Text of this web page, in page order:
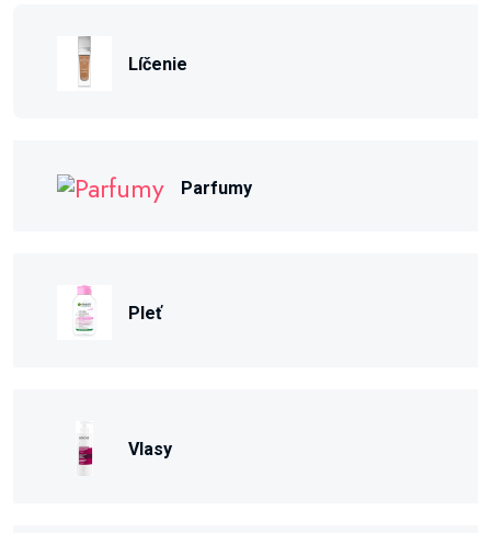
Líčenie
Parfumy
Pleť
Vlasy